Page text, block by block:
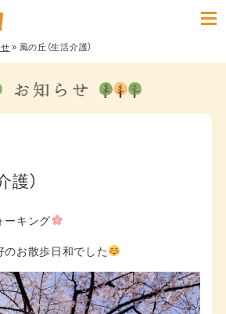
» 風の丘（生活介護）
護）
ーキング
お散歩日和でした